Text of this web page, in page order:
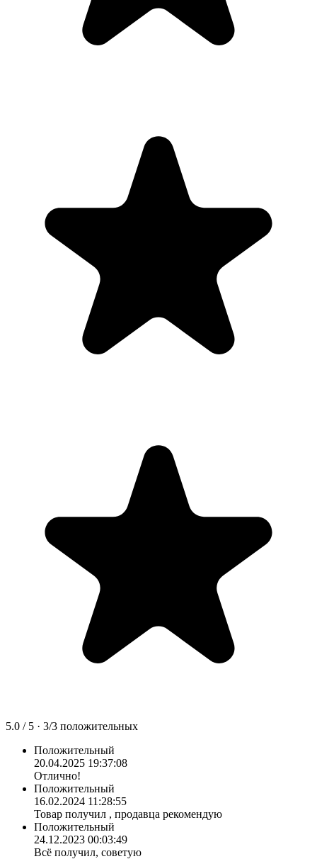
5.0 / 5 · 3/3 положительных
Положительный
20.04.2025 19:37:08
Отлично!
Положительный
16.02.2024 11:28:55
Товар получил , продавца рекомендую
Положительный
24.12.2023 00:03:49
Всë получил, советую